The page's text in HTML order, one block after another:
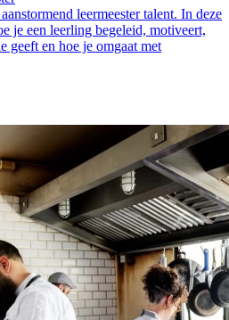
leermeester talent. In deze
je een leerling begeleid, motiveert,
geeft en hoe je omgaat met